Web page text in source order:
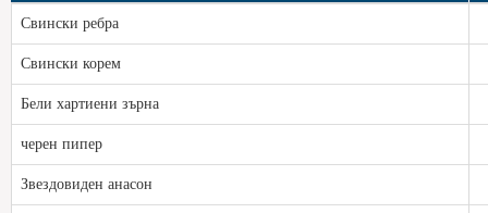
Свински ребра
Свински корем
Бели хартиени зърна
черен пипер
Звездовиден анасон